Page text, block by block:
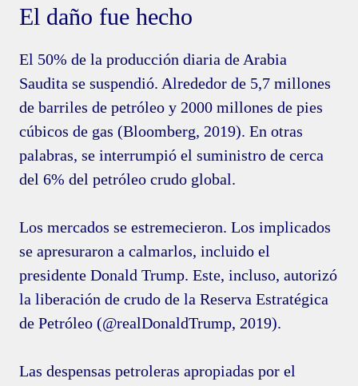
El daño fue hecho
El 50% de la producción diaria de Arabia
Saudita se suspendió. Alrededor de 5,7 millones
de barriles de petróleo y 2000 millones de pies
cúbicos de gas (Bloomberg, 2019). En otras
palabras, se interrumpió el suministro de cerca
del 6% del petróleo crudo global.
Los mercados se estremecieron. Los implicados
se apresuraron a calmarlos, incluido el
presidente Donald Trump. Este, incluso, autorizó
la liberación de crudo de la Reserva Estratégica
de Petróleo (@realDonaldTrump, 2019).
Las despensas petroleras apropiadas por el